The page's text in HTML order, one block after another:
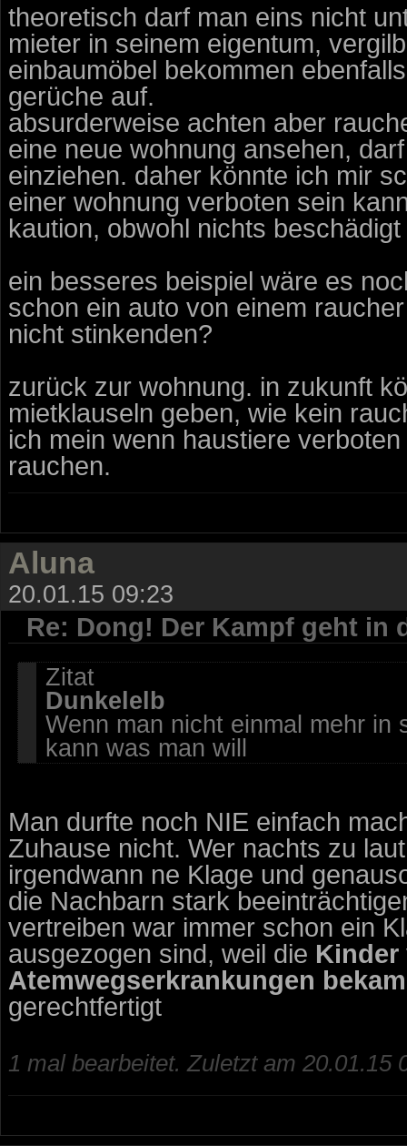
theoretisch darf man eins nicht
mieter in seinem eigentum,
einbaumöbel bekommen
gerüche auf.
absurderweise achten aber
eine neue wohnung ansehen,
einziehen. daher könnte ich mir
einer wohnung verboten sein
kaution, obwohl nichts beschädigt
ein besseres beispiel wäre es
schon ein auto von einem
nicht stinkenden?
zurück zur wohnung. in zukunft
mietklauseln geben, wie kein
ich mein wenn haustiere
rauchen.
Aluna
20.01.15 09:23
Re: Dong! Der Kampf geht in
Zitat
Dunkelelb
Wenn man nicht einmal mehr in
kann was man will
Man durfte noch NIE einfach
Zuhause nicht. Wer nachts zu
irgendwann ne Klage und
die Nachbarn stark
vertreiben war immer schon ein
ausgezogen sind, weil die Kinder
Atemwegserkrankungen
gerechtfertigt
1 mal bearbeitet. Zuletzt am 20.01.15